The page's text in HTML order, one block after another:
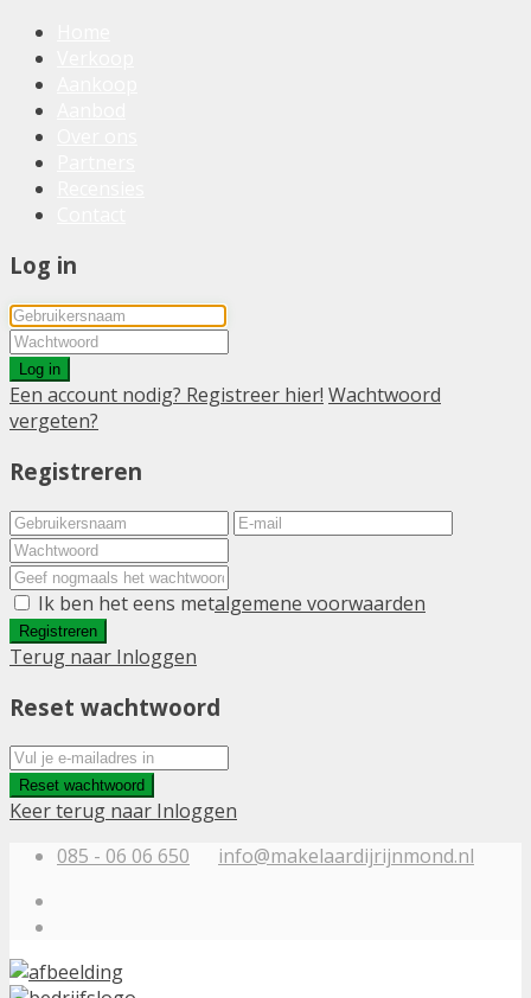
Log in
Log in
Een account nodig? Registreer hier! Wachtwoord
vergeten?
Registreren
Ik ben het eens metalgemene voorwaarden
Registreren
Terug naar Inloggen
Reset wachtwoord
Reset wachtwoord
Keer terug naar Inloggen
085 - 06 06 650
info@makelaardijrijnmond.nl